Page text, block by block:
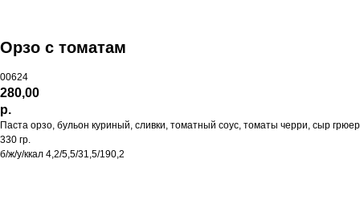
Орзо с томатам
00624
280,00
р.
Паста орзо, бульон куриный, сливки, томатный соус, томаты черри, сыр грюер
330 гр.
б/ж/у/ккал 4,2/5,5/31,5/190,2